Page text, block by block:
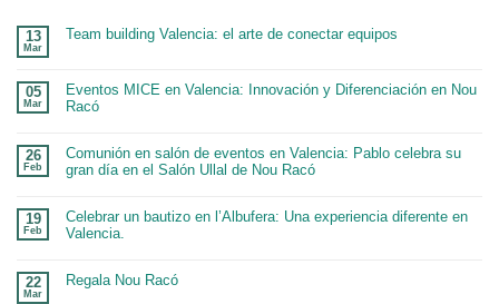
13
Mar
Team building Valencia: el arte de conectar equipos
05
Mar
Eventos MICE en Valencia: Innovación y Diferenciación en Nou
Racó
26
Feb
Comunión en salón de eventos en Valencia: Pablo celebra su
gran día en el Salón Ullal de Nou Racó
19
Feb
Celebrar un bautizo en l’Albufera: Una experiencia diferente en
Valencia.
22
Mar
Regala Nou Racó